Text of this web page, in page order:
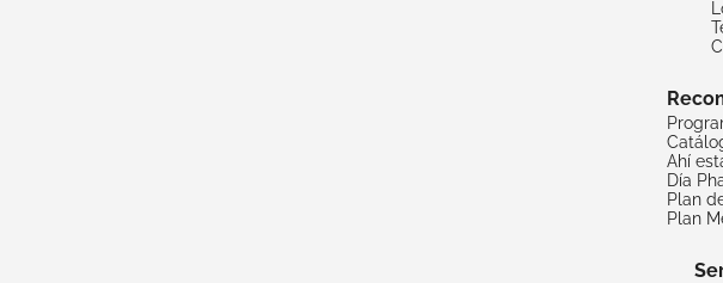
Ahí
Día
Plan
Plan